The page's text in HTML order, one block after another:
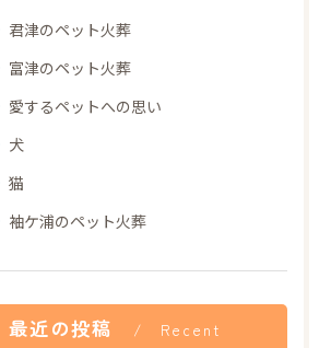
君津のペット火葬
富津のペット火葬
愛するペットへの思い
犬
猫
袖ケ浦のペット火葬
最近の投稿
Recent